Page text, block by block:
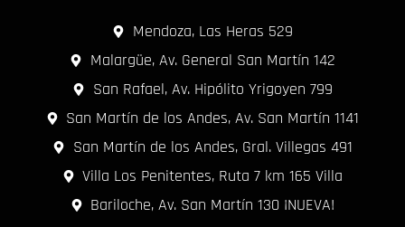
Mendoza, Las Heras 529
Malargüe, Av. General San Martín 142
San Rafael, Av. Hipólito Yrigoyen 799
San Martín de los Andes, Av. San Martín 1141
San Martín de los Andes, Gral. Villegas 491
Villa Los Penitentes, Ruta 7 km 165 Villa
Bariloche, Av. San Martín 130 ¡NUEVA!